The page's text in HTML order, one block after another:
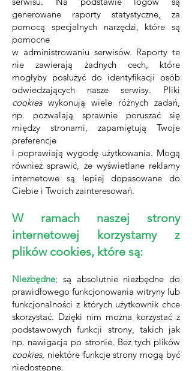
generowane raporty statystyczne, za
pomocą specjalnych narzędzi, które są
pomocne
w administrowaniu serwisów. Raporty te
nie zawierają żadnych cech, które
mogłyby posłużyć do identyfikacji osób
odwiedzających nasze serwisy. Pliki
cookies wykonują wiele różnych zadań,
np. pozwalają sprawnie poruszać się
między stronami, zapamiętują Twoje
preferencje
i poprawiają wygodę użytkowania. Mogą
również sprawić, że wyświetlane reklamy
internetowe są lepiej dopasowane do
Ciebie i Twoich zainteresowań.
W ramach naszej strony
internetowej korzystamy z
plików cookies, które są:
Niezbędne; są absolutnie niezbędne do
prawidłowego funkcjonowania witryny lub
funkcjonalności z których użytkownik chce
skorzystać. Dzięki nim można korzystać z
podstawowych funkcji strony, takich jak
np. nawigacja po stronie. Bez tych plików
cookies, niektóre funkcje strony mogą być
niedostępne.